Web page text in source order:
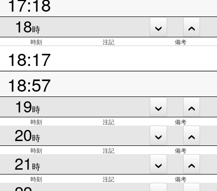
18時
時刻 注記 備考
18:17
18:57
19時
時刻 注記 備考
20時
時刻 注記 備考
21 時
時刻 注記 備考